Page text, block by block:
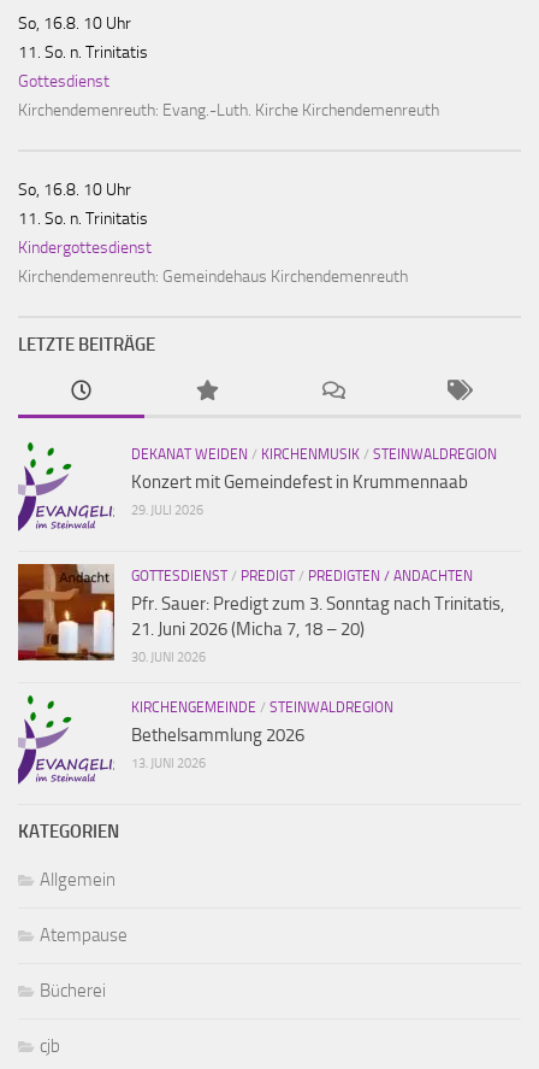
So, 16.8. 10 Uhr
11. So. n. Trinitatis
Gottesdienst
Kirchendemenreuth: Evang.-Luth. Kirche Kirchendemenreuth
So, 16.8. 10 Uhr
11. So. n. Trinitatis
Kindergottesdienst
Kirchendemenreuth: Gemeindehaus Kirchendemenreuth
LETZTE BEITRÄGE
DEKANAT WEIDEN / KIRCHENMUSIK / STEINWALDREGION
Konzert mit Gemeindefest in Krummennaab
29. JULI 2026
GOTTESDIENST/ PREDIGT/ PREDIGTEN / ANDACHTEN
Pfr. Sauer: Predigt zum 3. Sonntag nach Trinitatis,
21. Juni 2026 (Micha 7, 18 – 20)
30. JUNI 2026
KIRCHENGEMEINDE / STEINWALDREGION
Bethelsammlung 2026
13. JUNI 2026
KATEGORIEN
Allgemein
Atempause
Bücherei
cjb